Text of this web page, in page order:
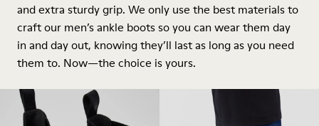
and extra sturdy grip. We only use the best materials to
craft our men’s ankle boots so you can wear them day
in and day out, knowing they’ll last as long as you need
them to. Now—the choice is yours.